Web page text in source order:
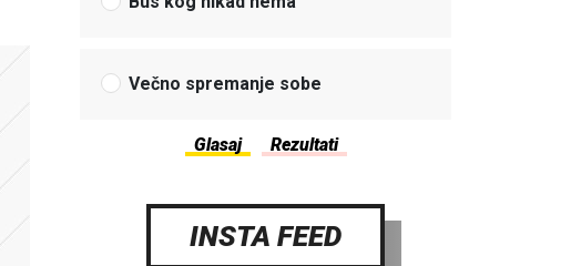
Večno spremanje sobe
INSTA FEED